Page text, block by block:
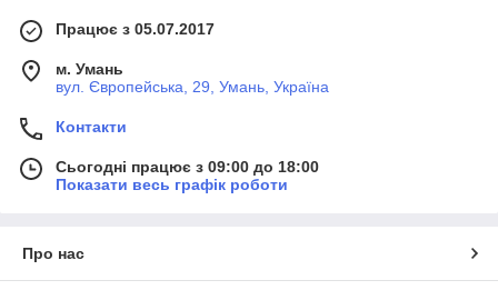
Працює з 05.07.2017
м. Умань
вул. Європейська, 29, Умань, Україна
Контакти
Сьогодні працює з 09:00 до 18:00
Показати весь графік роботи
Про нас